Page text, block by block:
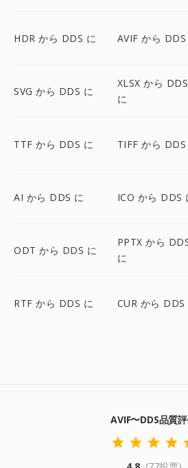
HDR から DDS に AVIF から DDS
SVG から DDS に
XLSX から DDS
に
TTF から DDS に TIFF から DDS
AI から DDS に ICO から DDS
ODT から DDS に
PPTX から
に
RTF から DDS に CUR から DDS
AVIF〜DDS品質